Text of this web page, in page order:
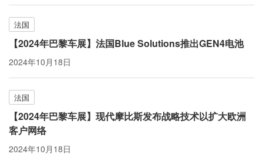
法国
【2024年巴黎车展】法国Blue Solutions推出GEN4电池
2024年10月18日
法国
【2024年巴黎车展】现代摩比斯发布战略技术以扩大欧洲
客户网络
2024年10月18日